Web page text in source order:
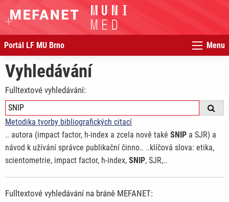
Portál LF MU Brno Menu
Vyhledávání
Fulltextové vyhledávání:
Metodika tvorby bibliografických citací
.. autora (impact factor, h-index a zcela nově také SNIP a SJR) a
návod k užívání správce publikační činno.. ..klíčová slova: etika,
scientometrie, impact factor, h-index, SNIP, SJR,..
Fulltextové vyhledávání na bráně MEFANET: